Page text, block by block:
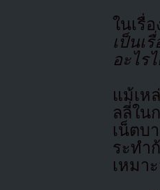
ในเรื่
เป็นเ
อะไรไ
แม้เห
ลลี่ใน
เน็ตบ
ระทำ
เหมา